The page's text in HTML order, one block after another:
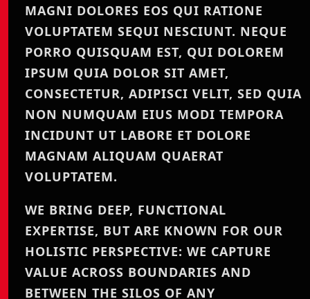
MAGNI DOLORES EOS QUI RATIONE
VOLUPTATEM SEQUI NESCIUNT. NEQUE
PORRO QUISQUAM EST, QUI DOLOREM
IPSUM QUIA DOLOR SIT AMET,
CONSECTETUR, ADIPISCI VELIT, SED QUIA
NON NUMQUAM EIUS MODI TEMPORA
INCIDUNT UT LABORE ET DOLORE
MAGNAM ALIQUAM QUAERAT
VOLUPTATEM.
WE BRING DEEP, FUNCTIONAL
EXPERTISE, BUT ARE KNOWN FOR OUR
HOLISTIC PERSPECTIVE: WE CAPTURE
VALUE ACROSS BOUNDARIES AND
BETWEEN THE SILOS OF ANY